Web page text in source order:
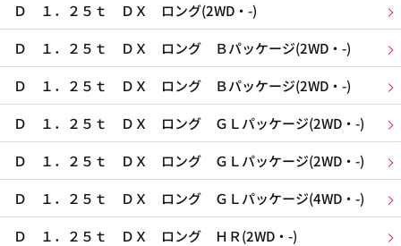
Ｄ １．２５ｔ ＤＸ ロング(2WD・-)
Ｄ １．２５ｔ ＤＸ ロング Ｂパッケージ(2WD・-)
Ｄ １．２５ｔ ＤＸ ロング Ｂパッケージ(2WD・-)
Ｄ １．２５ｔ ＤＸ ロング ＧＬパッケージ(2WD・-)
Ｄ １．２５ｔ ＤＸ ロング ＧＬパッケージ(2WD・-)
Ｄ １．２５ｔ ＤＸ ロング ＧＬパッケージ(4WD・-)
Ｄ １．２５ｔ ＤＸ ロング ＨＲ(2WD・-)